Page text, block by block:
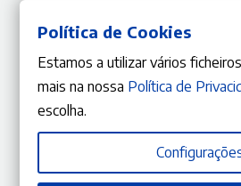
STJ — Acórdão de 02-11-2023 (A
internacional de mercadorias por
importa?)
Política de Cookies
Estamos a utilizar vários
mais na nossa Política de
escolha.